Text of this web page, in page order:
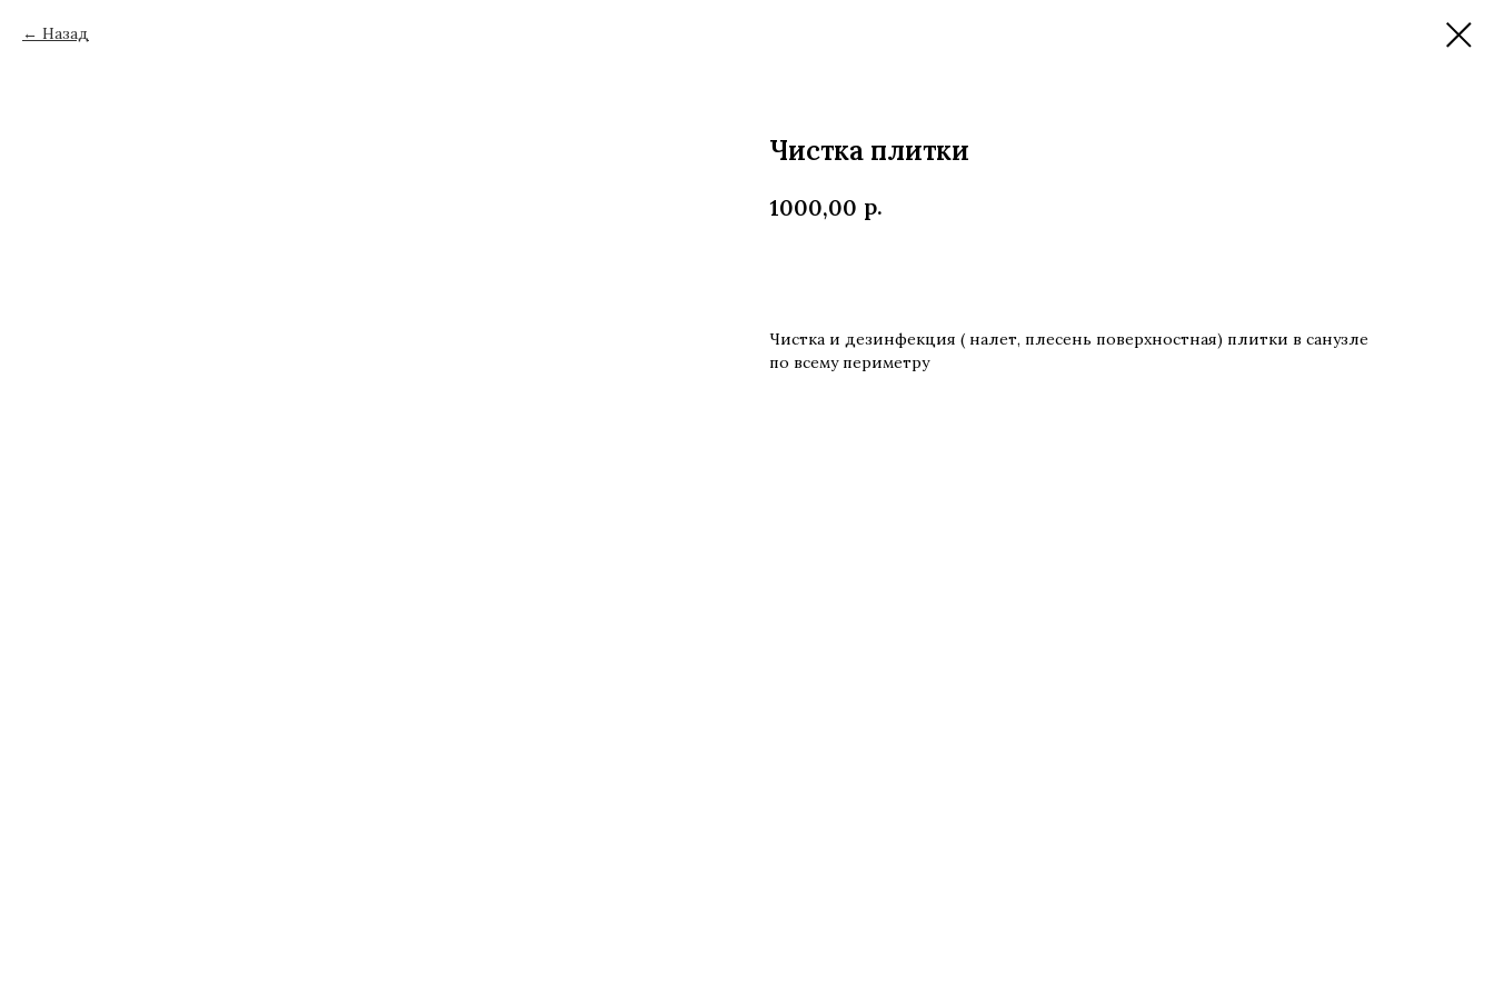
Назад
Чистка плитки
1000,00 р.
Чистка и дезинфекция ( налет, плесень поверхностная) плитки в санузле
по всему периметру